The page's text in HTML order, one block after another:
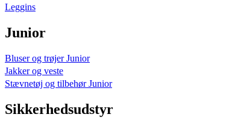
Leggins
Junior
Bluser og trøjer Junior
Jakker og veste
Stævnetøj og tilbehør Junior
Sikkerhedsudstyr